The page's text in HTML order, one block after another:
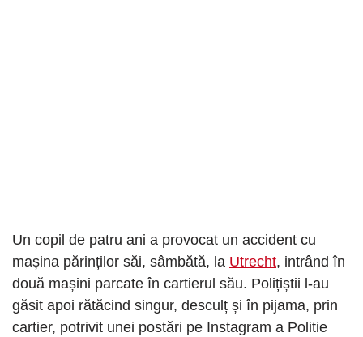
Un copil de patru ani a provocat un accident cu
mașina părinților săi, sâmbătă, la Utrecht, intrând în
două mașini parcate în cartierul său. Polițiștii l-au
găsit apoi rătăcind singur, desculț și în pijama, prin
cartier, potrivit unei postări pe Instagram a Politie